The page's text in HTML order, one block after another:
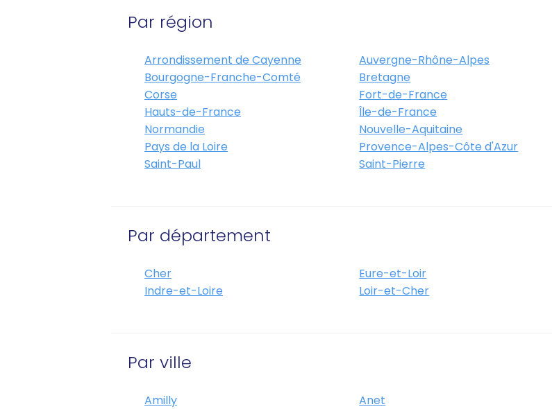
Par région
Arrondissement de Cayenne Auvergne-Rhône-Alpes
Bourgogne-Franche-Comté
Bretagne
Corse
Fort-de-France
Hauts-de-France
Île-de-France
Normandie
Nouvelle-Aquitaine
Pays de la Loire
Provence-Alpes-Côte d'Azur
Saint-Paul
Saint-Pierre
Par département
Cher Eure-et-Loir
Indre-et-Loire
Loir-et-Cher
Par ville
Amilly Anet